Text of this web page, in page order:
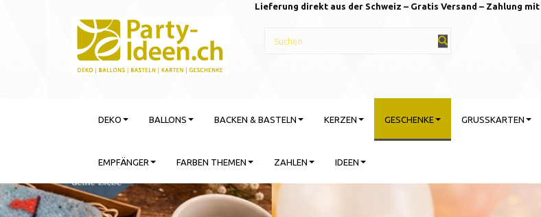
Lieferung direkt aus der Schweiz – Gratis Versand – Zahlung
DEKO BALLONS BACKEN & BASTELN KERZEN GESCHENKE GRUSSKARTEN
EMPFÄNGER FARBEN THEMEN ZAHLEN IDEEN